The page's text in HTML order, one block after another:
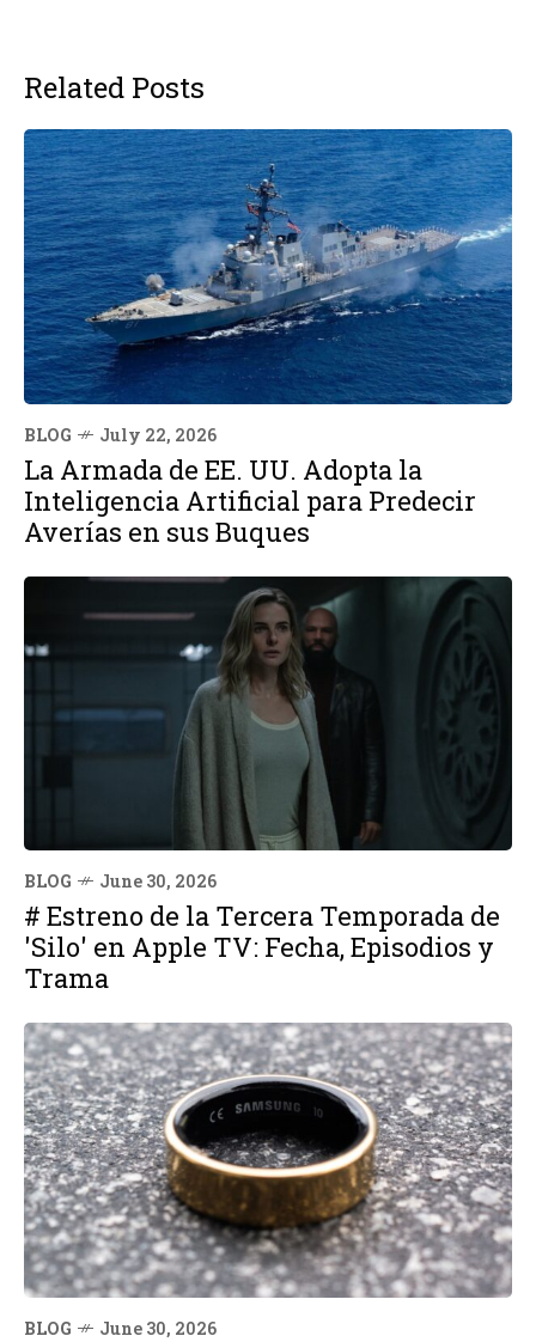
Related Posts
BLOG July 22, 2026
La Armada de EE. UU. Adopta la
Inteligencia Artificial para Predecir
Averías en sus Buques
BLOG June 30, 2026
# Estreno de la Tercera Temporada de
'Silo' en Apple TV: Fecha, Episodios y
Trama
BLOG June 30, 2026